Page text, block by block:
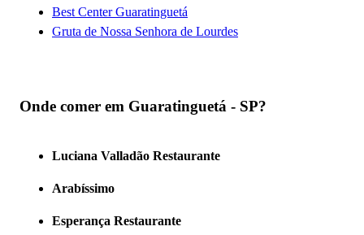
Best Center Guaratinguetá
Gruta de Nossa Senhora de Lourdes
Onde comer em Guaratinguetá - SP?
Luciana Valladão Restaurante
Arabíssimo
Esperança Restaurante